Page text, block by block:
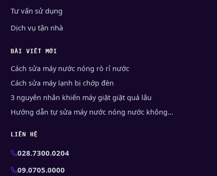
Tư vấn sử dụng
Dịch vụ tận nhà
BÀI VIẾT MỚI
Cách sửa máy nước nóng rò rỉ nước
Cách sửa máy lạnh bị chớp đèn
3 nguyên nhân khiến máy giặt giặt quá lâu
Hướng dẫn tự sửa máy nước nóng nước không…
LIÊN HỆ
028.7300.0204
09.0705.0000